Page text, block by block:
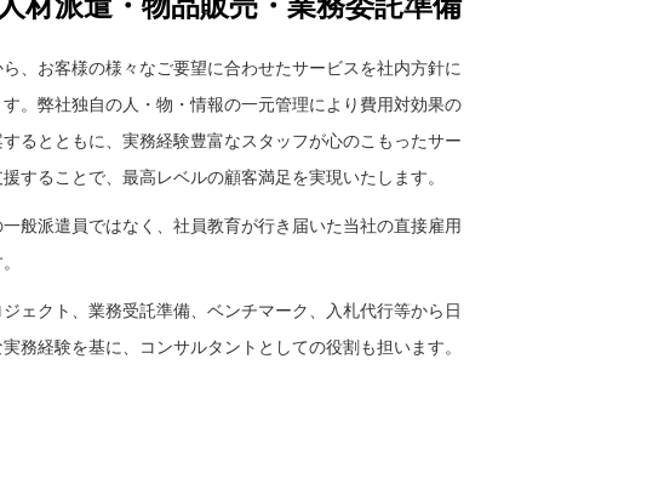
、お客様の様々なご要望に合わせたサービスを社内方針に
。弊社独自の人・物・情報の一元管理により費用対効果の
るとともに、実務経験豊富なスタッフが心のこもったサー
することで、最高レベルの顧客満足を実現いたします。
般派遣員ではなく、社員教育が行き届いた当社の直接雇用
ェクト、業務受託準備、ベンチマーク、入札代行等から日
務経験を基に、コンサルタントとしての役割も担います。